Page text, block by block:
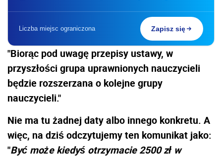
Liczba miejsc ograniczona Zapisz się
"Biorąc pod uwagę przepisy ustawy, w
przyszłości grupa uprawnionych nauczycieli
będzie rozszerzana o kolejne grupy
nauczycieli."
Nie ma tu żadnej daty albo innego konkretu. A
więc, na dziś odczytujemy ten komunikat jako:
"Być może kiedyś otrzymacie 2500 zł w